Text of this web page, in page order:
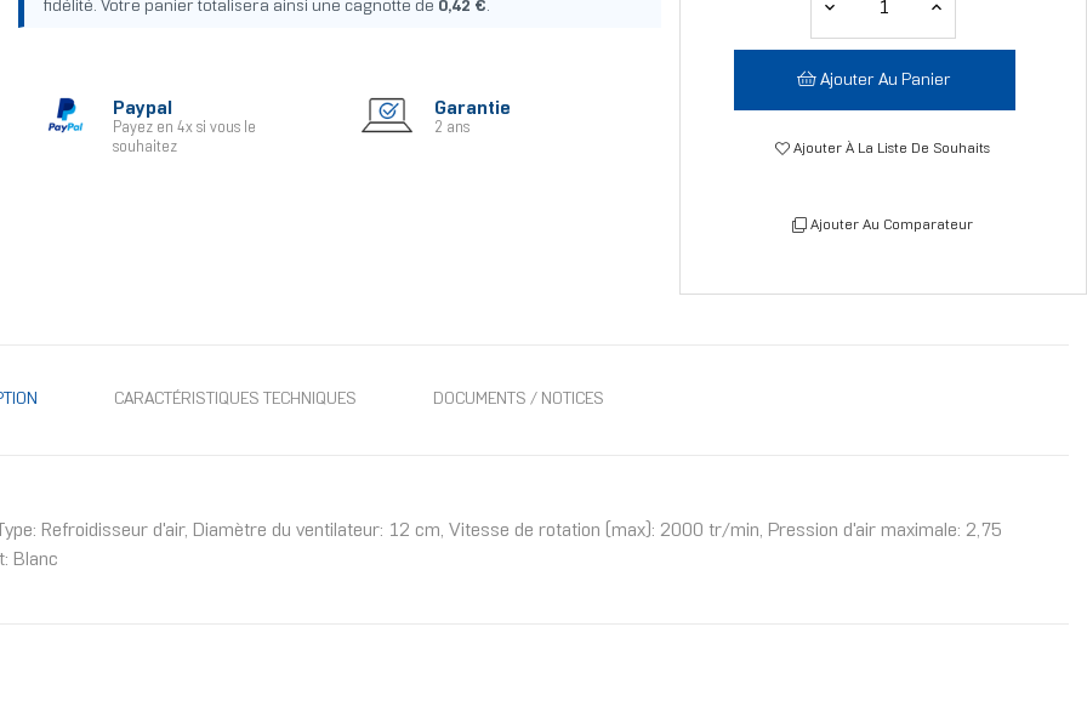
fidélité. Votre panier totalisera ainsi une cagnotte de 0,42 €.
Paypal
Payez en 4x si vous le
souhaitez
Garantie
2 ans
Ajouter Au Panier
Ajouter À La Liste De Souhaits
Ajouter Au Comparateur
CARACTÉRISTIQUES TECHNIQUES DOCUMENTS / NOTICES
Refroidisseur d'air, Diamètre du ventilateur: 12 cm, Vitesse de rotation (max): 2000 tr/min, Pression d'air maximale: 2,75
Blanc